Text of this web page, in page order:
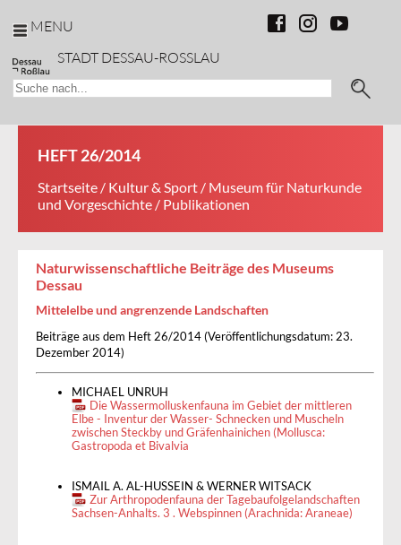
MENU
STADT DESSAU-ROSSLAU
HEFT 26/2014
Startseite / Kultur & Sport / Museum für Naturkunde
und Vorgeschichte / Publikationen
Naturwissenschaftliche Beiträge des Museums
Dessau
Mittelelbe und angrenzende Landschaften
Beiträge aus dem Heft 26/2014 (Veröffentlichungsdatum: 23.
Dezember 2014)
MICHAEL UNRUH
Die Wassermolluskenfauna im Gebiet der mittleren
Elbe - Inventur der Wasser- Schnecken und Muscheln
zwischen Steckby und Gräfenhainichen (Mollusca:
Gastropoda et Bivalvia
ISMAIL A. AL-HUSSEIN & WERNER WITSACK
Zur Arthropodenfauna der Tagebaufolgelandschaften
Sachsen-Anhalts. 3 . Webspinnen (Arachnida: Araneae)